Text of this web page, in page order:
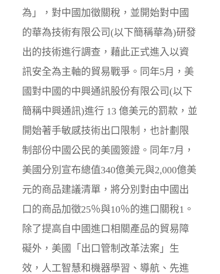
為」，對中國加徵關稅，並開始對中國
的華為技術有限公司(以下簡稱華為)研發
出的技術進行調查，藉此正式進入以資
訊安全為主軸的貿易戰爭。同年5月，美
國對中國的中興通訊股份有限公司(以下
簡稱中興通訊)進行 13 億美元的罰款，並
開始著手敏感技術出口限制，也計劃限
制部份中國公民的美國簽證。同年7月，
美國分別宣布總值340億美元與2,000億美
元的商品建議清單，將分別對由中國出
口的商品加徵25％與10％的進口關稅1。
除了提高自中國進口相關產品的貿易障
礙外，美國「出口管制改革法案」生
效，人工智慧和機器學習、導航、先進